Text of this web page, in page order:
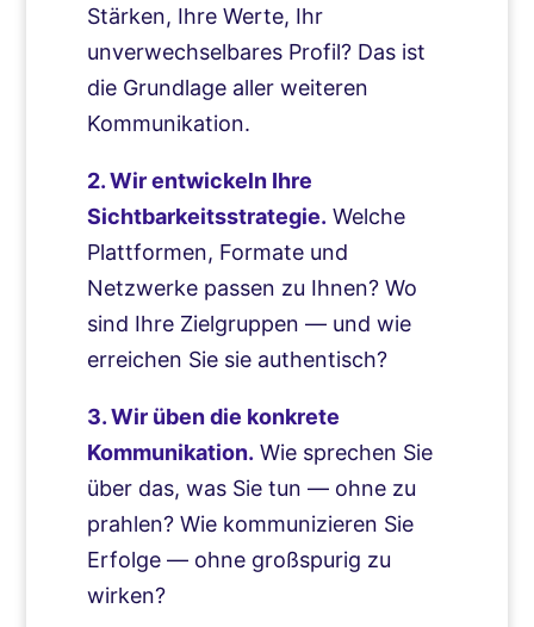
Stärken, Ihre Werte, Ihr
unverwechselbares Profil? Das ist
die Grundlage aller weiteren
Kommunikation.
2. Wir entwickeln Ihre
Sichtbarkeitsstrategie. Welche
Plattformen, Formate und
Netzwerke passen zu Ihnen? Wo
sind Ihre Zielgruppen — und wie
erreichen Sie sie authentisch?
3. Wir üben die konkrete
Kommunikation. Wie sprechen Sie
über das, was Sie tun — ohne zu
prahlen? Wie kommunizieren Sie
Erfolge — ohne großspurig zu
wirken?